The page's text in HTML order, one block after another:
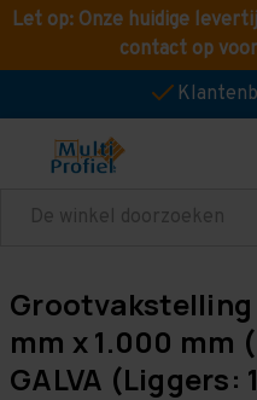
Let op: Onze huidige
contact op
Zoeken
Grootvakstelling
mm x 1.000 mm
GALVA (Liggers: